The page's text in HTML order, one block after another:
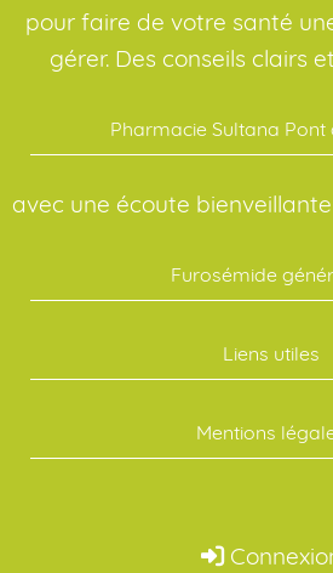
pour faire de votre santé
gérer. Des conseils clairs
Pharmacie Sultana Pont
avec une écoute
Furosémide
Liens utiles
Mentions